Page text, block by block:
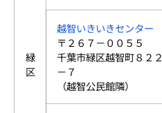
緑
区
越智いきいきセンター
〒２６７－００５５
千葉市緑区越智町８２２
－７
（越智公民館隣）